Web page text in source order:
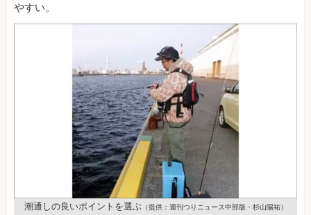
やすい。
潮通しの良いポイントを選ぶ（提供：週刊つりニュース中部版・杉山陽祐）